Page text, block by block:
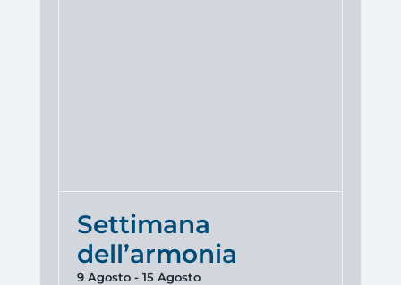
Settimana
dell’armonia
9 Agosto- 15 Agosto